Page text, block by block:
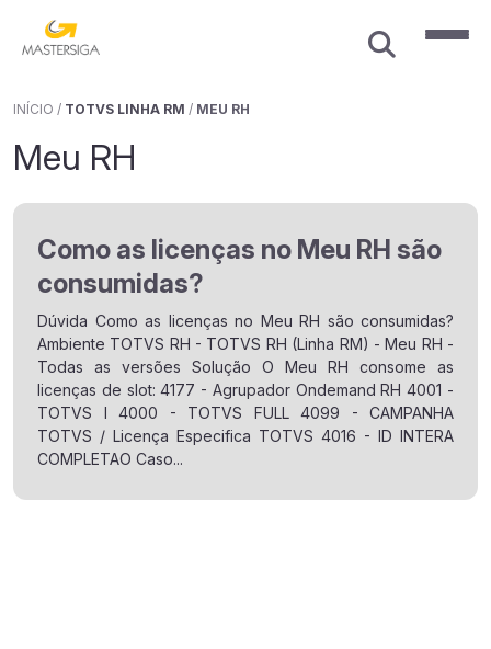
INÍCIO / TOTVS LINHA RM / MEU RH
Meu RH
Como as licenças no Meu RH são
consumidas?
Dúvida Como as licenças no Meu RH são consumidas?
Ambiente TOTVS RH - TOTVS RH (Linha RM) - Meu RH -
Todas as versões Solução O Meu RH consome as
licenças de slot: 4177 - Agrupador Ondemand RH 4001 -
TOTVS I 4000 - TOTVS FULL 4099 - CAMPANHA
TOTVS / Licença Especifica TOTVS 4016 - ID INTERA
COMPLETAO Caso...